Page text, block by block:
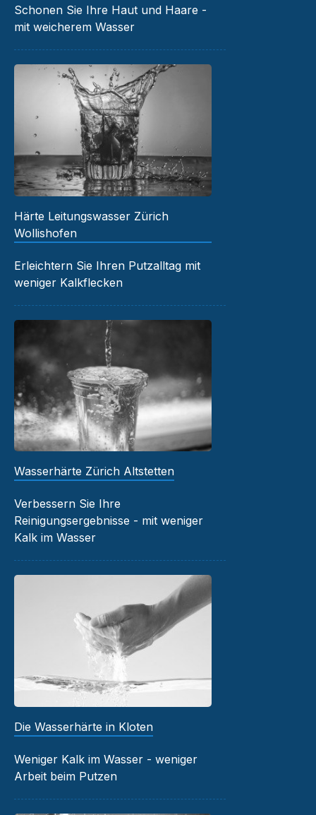
Schonen Sie Ihre Haut und Haare -
mit weicherem Wasser
Härte Leitungswasser Zürich
Wollishofen
Erleichtern Sie Ihren Putzalltag mit
weniger Kalkflecken
Wasserhärte Zürich Altstetten
Verbessern Sie Ihre
Reinigungsergebnisse - mit weniger
Kalk im Wasser
Die Wasserhärte in Kloten
Weniger Kalk im Wasser - weniger
Arbeit beim Putzen